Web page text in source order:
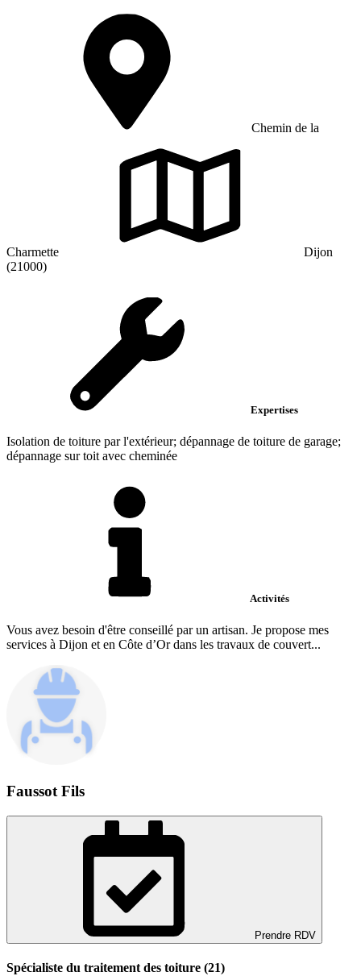
Chemin de la
Charmette
Dijon
(21000)
Expertises
Isolation de toiture par l'extérieur; dépannage de toiture de garage;
dépannage sur toit avec cheminée
Activités
Vous avez besoin d'être conseillé par un artisan. Je propose mes
services à Dijon et en Côte d’Or dans les travaux de couvert...
Faussot Fils
Prendre RDV
Spécialiste du traitement des toiture (21)